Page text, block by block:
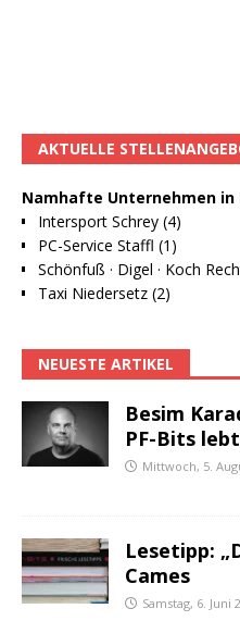
AKTUELLE
Namhafte Unternehmen in
Intersport Schrey (4)
PC-Service Staffl (1)
Schönfuß · Digel · Koch
Taxi Niedersetz (2)
NEUESTE ARTIKEL
Besim
PF-Bits
Mittwoch, 5.
Lesetipp:
Cames
Samstag, 6. Juni